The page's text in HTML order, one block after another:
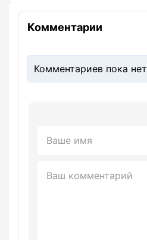
Комментарии
Комментариев пока нет